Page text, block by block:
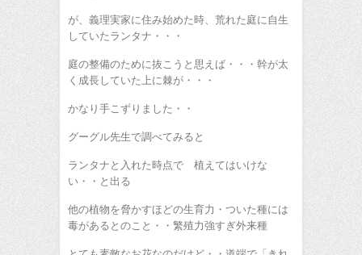
が、義理実家に住み始めた時、荒れた庭に自生
していたランタナ・・・
庭の整備のために抜こうと思えば・・・幹が太
く成長していた上に棘が・・・
かなり手こずりました・・
グーグル先生で調べてみると
ランタナと入れた時点で 植えてはいけな
い・・と出る
他の植物を脅かすほどの生育力・ついた種には
毒があるとのこと・・繁殖力強すぎ外来種